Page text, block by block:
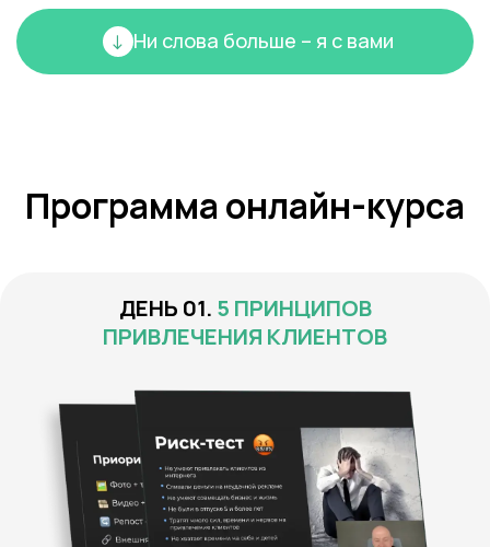
Ни слова больше – я с вами
Программа онлайн-курса
5 ПРИНЦИПОВ
ПРИВЛЕЧЕНИЯ КЛИЕНТОВ